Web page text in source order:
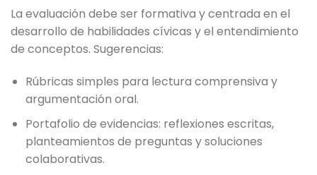
La evaluación debe ser formativa y centrada en el
desarrollo de habilidades cívicas y el entendimiento
de conceptos. Sugerencias:
Rúbricas simples para lectura comprensiva y
argumentación oral.
Portafolio de evidencias: reflexiones escritas,
planteamientos de preguntas y soluciones
colaborativas.